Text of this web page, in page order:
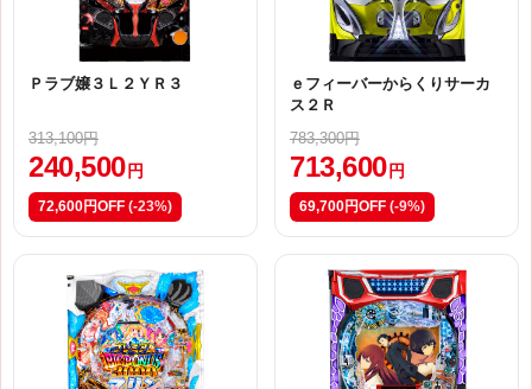
Ｐラブ嬢３Ｌ２ＹＲ３
313,100円
240,500 円
72,600円OFF (-23%)
ｅフィーバーからくりサーカ
ス２Ｒ
783,300円
713,600 円
69,700円OFF (-9%)